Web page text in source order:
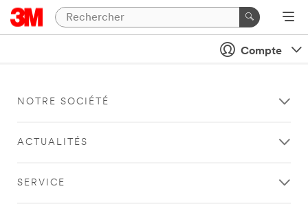
Compte
NOTRE SOCIÉTÉ
ACTUALITÉS
SERVICE